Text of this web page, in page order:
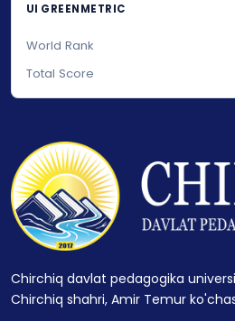
UI GREENMETRIC
World Rank
Total Score
Chirchiq davlat pedagogika
Chirchiq shahri, Amir Temur